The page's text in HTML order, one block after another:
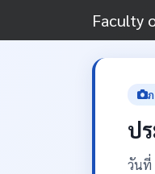
Faculty
ป
วันที่